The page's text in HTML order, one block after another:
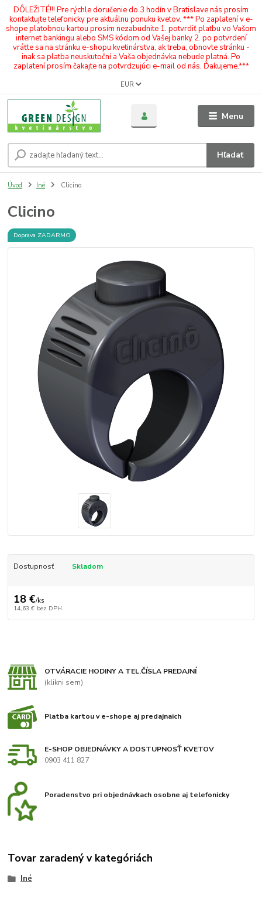
DÔLEŽITÉ!!! Pre rýchle doručenie do 3 hodín v Bratislave nás prosím
kontaktujte telefonicky pre aktuálnu ponuku kvetov. *** Po zaplatení v e-
shope platobnou kartou prosím nezabudnite 1. potvrdiť platbu vo Vašom
internet bankingu alebo SMS kódom od Vašej banky 2. po potvrdení
vráťte sa na stránku e-shopu kvetinárstva, ak treba, obnovte stránku -
inak sa platba neuskutoční a Vaša objednávka nebude platná. Po
zaplatení prosím čakajte na potvrdzujúci e-mail od nás. Ďakujeme.***
Menu
EUR
Hľadať
Úvod Iné Clicino
Clicino
Doprava ZADARMO
Dostupnosť Skladom
18 €/ks
14,63 € bez DPH
OTVÁRACIE HODINY A TEL.ČÍSLA PREDAJNÍ
(klikni sem)
Platba kartou v e-shope aj predajnaich
E-SHOP OBJEDNÁVKY A DOSTUPNOSŤ KVETOV
0903 411 827
Poradenstvo pri objednávkach osobne aj telefonicky
Tovar zaradený v kategóriách
Iné